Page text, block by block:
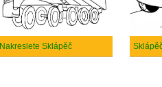
Nakreslete Sklápěč